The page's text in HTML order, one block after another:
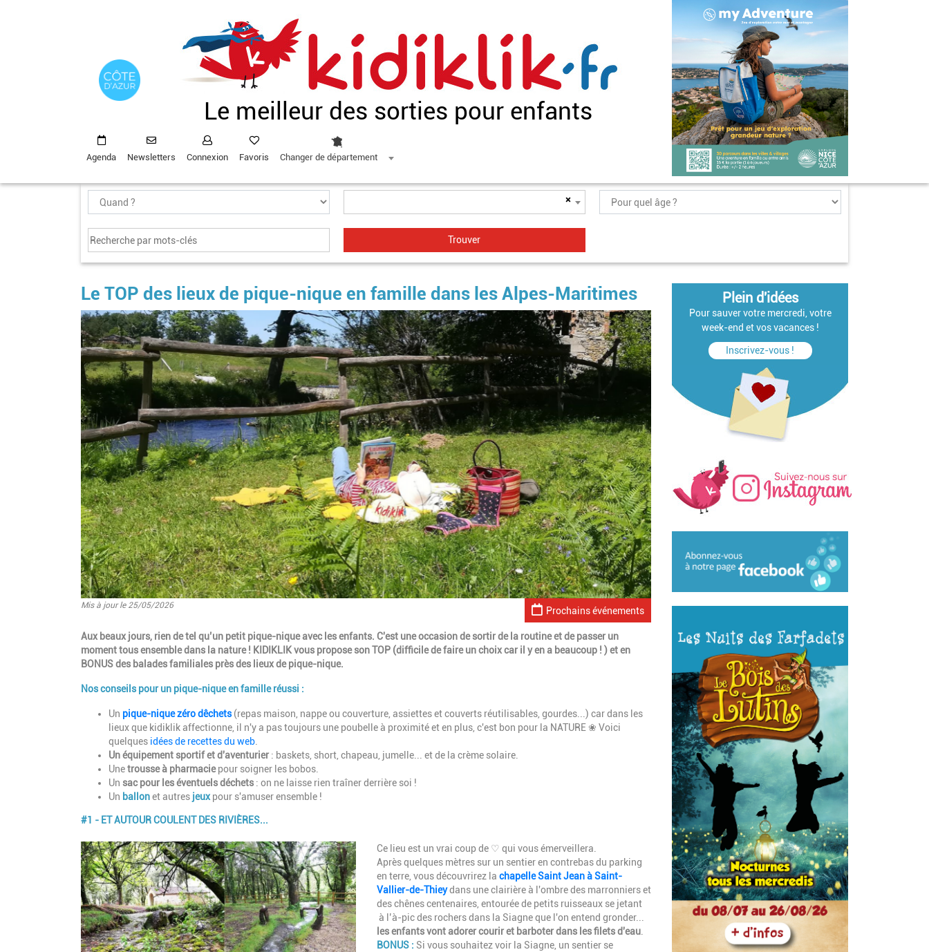
Le meilleur des sorties pour enfants
Agenda Newsletters Connexion Favoris Changer de département
×
Le TOP des lieux de pique-nique en famille dans les Alpes-Maritimes
Image
Prochains événements
Mis à jour le 25/05/2026
Introduction
Aux beaux jours, rien de tel qu’un petit pique-nique avec les enfants. C'est une occasion de sortir de la routine et de passer un
moment tous ensemble dans la nature ! KIDIKLIK vous propose son TOP (difficile de faire un choix car il y en a beaucoup ! ) et en
BONUS des balades familiales près des lieux de pique-nique.
Nos conseils pour un pique-nique en famille réussi :
Un pique-nique zéro dêchets(repas maison, nappe ou couverture, assiettes et couverts réutilisables, gourdes...) car dans les
lieux que kidiklik affectionne, il n'y a pas toujours une poubelle à proximité et en plus, c'est bon pour la NATURE ❀ Voici
quelques idées de recettes du web.
Un équipement sportif et d'aventurier : baskets, short, chapeau, jumelle... et de la crème solaire.
Unetrousse à pharmaciepour soigner les bobos.
Un sac pour les éventuels déchets : on ne laisse rien traîner derrière soi !
Un ballonet autres jeuxpour s'amuser ensemble !
Paragraphes
#1 - ET AUTOUR COULENT DES RIVIÈRES...
Image Description
Ce lieu est un vrai coup de ♡ qui vous émerveillera.
Après quelques mètres sur un sentier en contrebas du parking
en terre, vous découvrirez la chapelle Saint Jean à Saint-
Vallier-de-Thieydans une clairière à l'ombre des marronniers et
des chênes centenaires, entourée de petits ruisseaux se jetant
à l’à-pic des rochers dans la Siagne que l'on entend gronder...
les enfants vont adorer courir et barboter dans les filets d'eau.
BONUS : Si vous souhaitez voir la Siagne, un sentier se
Plein d'idées
Pour sauver votre mercredi, votre
week-end et vos vacances !
Inscrivez-vous !